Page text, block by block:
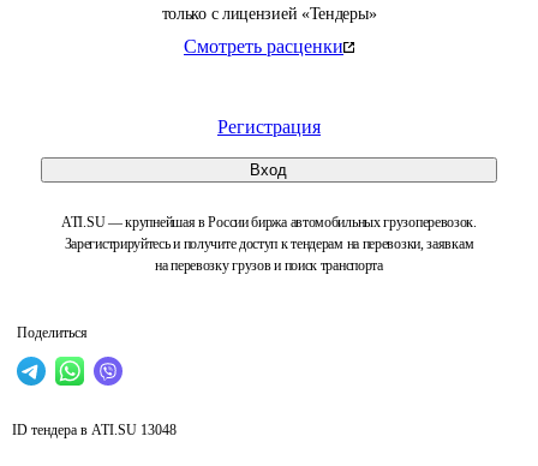
только с лицензией «Тендеры»
Смотреть расценки
Регистрация
Вход
ATI.SU — крупнейшая в России биржа автомобильных грузоперевозок.
Зарегистрируйтесь и получите доступ к тендерам на перевозки, заявкам
на перевозку грузов и поиск транспорта
Поделиться
ID тендера в ATI.SU 13048